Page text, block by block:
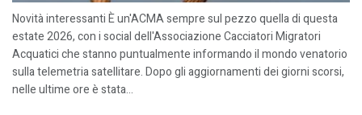
Novità interessanti È un'ACMA sempre sul pezzo quella di questa
estate 2026, con i social dell'Associazione Cacciatori Migratori
Acquatici che stanno puntualmente informando il mondo venatorio
sulla telemetria satellitare. Dopo gli aggiornamenti dei giorni scorsi,
nelle ultime ore è stata...